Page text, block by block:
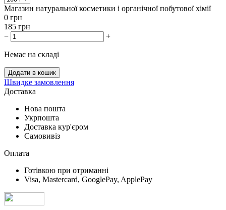
Магазин натуральної косметики і органічної побутової хімії
0 грн
185 грн
−
+
Немає на складі
Додати в кошик
Швидке замовлення
Доставка
Нова пошта
Укрпошта
Доставка кур'єром
Самовивіз
Оплата
Готівкою при отриманні
Visa, Mastercard, GooglePay, ApplePay